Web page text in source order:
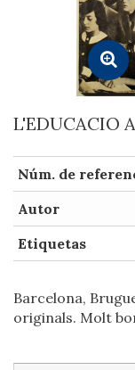
L'EDUCACIO
Núm. de
Autor
Etiquetas
Barcelona,
originals. Molt